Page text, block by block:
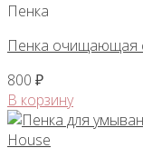
Пенка
Пенка очищающая
800 ₽
В корзину